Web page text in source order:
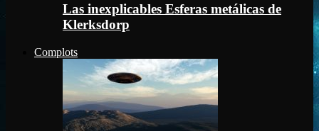
Las inexplicables Esferas metálicas de
Klerksdorp
Complots